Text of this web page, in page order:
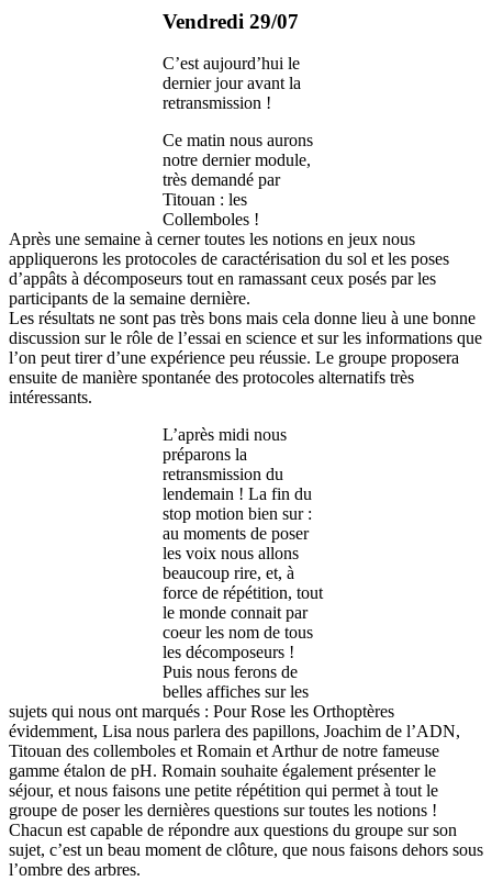
Vendredi 29/07
C’est aujourd’hui le
dernier jour avant la
retransmission !
Ce matin nous aurons
notre dernier module,
très demandé par
Titouan : les
Collemboles !
Après une semaine à cerner toutes les notions en jeux nous
appliquerons les protocoles de caractérisation du sol et les poses
d’appâts à décomposeurs tout en ramassant ceux posés par les
participants de la semaine dernière.
Les résultats ne sont pas très bons mais cela donne lieu à une bonne
discussion sur le rôle de l’essai en science et sur les informations que
l’on peut tirer d’une expérience peu réussie. Le groupe proposera
ensuite de manière spontanée des protocoles alternatifs très
intéressants.
L’après midi nous
préparons la
retransmission du
lendemain ! La fin du
stop motion bien sur :
au moments de poser
les voix nous allons
beaucoup rire, et, à
force de répétition, tout
le monde connait par
coeur les nom de tous
les décomposeurs !
Puis nous ferons de
belles affiches sur les
sujets qui nous ont marqués : Pour Rose les Orthoptères
évidemment, Lisa nous parlera des papillons, Joachim de l’ADN,
Titouan des collemboles et Romain et Arthur de notre fameuse
gamme étalon de pH. Romain souhaite également présenter le
séjour, et nous faisons une petite répétition qui permet à tout le
groupe de poser les dernières questions sur toutes les notions !
Chacun est capable de répondre aux questions du groupe sur son
sujet, c’est un beau moment de clôture, que nous faisons dehors sous
l’ombre des arbres.